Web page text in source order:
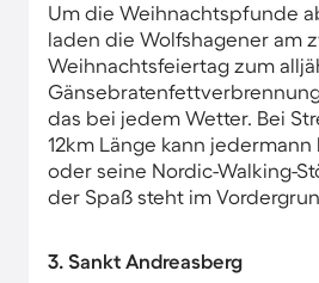
Um die Weihnachtspfunde
laden die Wolfshagener am
Weihnachtsfeiertag zum
das bei jedem Wetter. Bei
12km Länge kann
oder seine Nordic-Walking-
der Spaß steht im
3. Sankt Andreasberg